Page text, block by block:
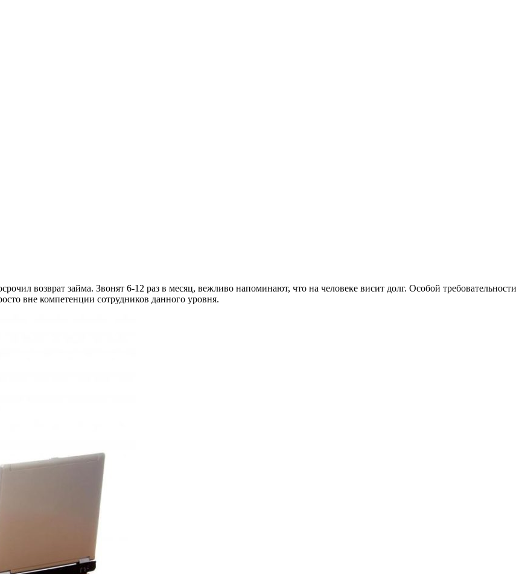
возврат займа. Звонят 6-12 раз в месяц, вежливо напоминают, что на человеке висит долг. Особой требовательности
вне компетенции сотрудников данного уровня.